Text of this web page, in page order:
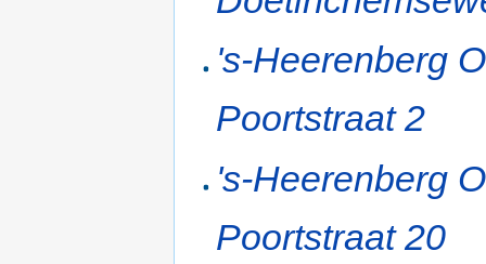
's-Heerenberg
Poortstraat 2
's-Heerenberg
Poortstraat 20